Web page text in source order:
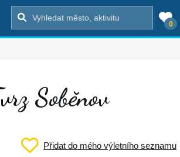
0
Soběnov
Přidat do mého výletního seznamu